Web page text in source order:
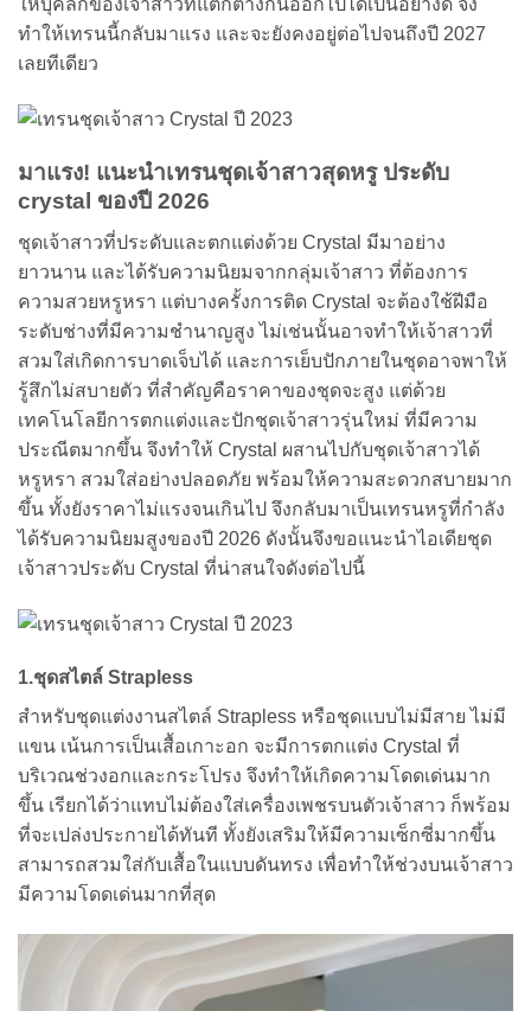
ให้บุคลิกของเจ้าสาวที่แตกต่างกันออกไปได้เป็นอย่างดี จึง
ทำให้เทรนนี้กลับมาแรง และจะยังคงอยู่ต่อไปจนถึงปี 2027
เลยทีเดียว
มาแรง! แนะนำเทรนชุดเจ้าสาวสุดหรู ประดับ
crystal ของปี 2026
ชุดเจ้าสาวที่ประดับและตกแต่งด้วย Crystal มีมาอย่าง
ยาวนาน และได้รับความนิยมจากกลุ่มเจ้าสาว ที่ต้องการ
ความสวยหรูหรา แต่บางครั้งการติด Crystal จะต้องใช้ฝีมือ
ระดับช่างที่มีความชำนาญสูง ไม่เช่นนั้นอาจทำให้เจ้าสาวที่
สวมใส่เกิดการบาดเจ็บได้ และการเย็บปักภายในชุดอาจพาให้
รู้สึกไม่สบายตัว ที่สำคัญคือราคาของชุดจะสูง แต่ด้วย
เทคโนโลยีการตกแต่งและปักชุดเจ้าสาวรุ่นใหม่ ที่มีความ
ประณีตมากขึ้น จึงทำให้ Crystal ผสานไปกับชุดเจ้าสาวได้
หรูหรา สวมใส่อย่างปลอดภัย พร้อมให้ความสะดวกสบายมาก
ขึ้น ทั้งยังราคาไม่แรงจนเกินไป จึงกลับมาเป็นเทรนหรูที่กำลัง
ได้รับความนิยมสูงของปี 2026 ดังนั้นจึงขอแนะนำไอเดียชุด
เจ้าสาวประดับ Crystal ที่น่าสนใจดังต่อไปนี้
1.ชุดสไตล์ Strapless
สำหรับชุดแต่งงานสไตล์ Strapless หรือชุดแบบไม่มีสาย ไม่มี
แขน เน้นการเป็นเสื้อเกาะอก จะมีการตกแต่ง Crystal ที่
บริเวณช่วงอกและกระโปรง จึงทำให้เกิดความโดดเด่นมาก
ขึ้น เรียกได้ว่าแทบไม่ต้องใส่เครื่องเพชรบนตัวเจ้าสาว ก็พร้อม
ที่จะเปล่งประกายได้ทันที ทั้งยังเสริมให้มีความเซ็กซี่มากขึ้น
สามารถสวมใส่กับเสื้อในแบบดันทรง เพื่อทำให้ช่วงบนเจ้าสาว
มีความโดดเด่นมากที่สุด